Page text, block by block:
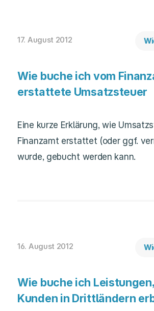
17. August 2012
Wie buche ich vom
erstattete Umsatzsteuer
Eine kurze Erklärung, wie
Finanzamt erstattet (oder ggf.
wurde, gebucht werden kann.
16. August 2012
Wie buche ich
Kunden in Drittländern